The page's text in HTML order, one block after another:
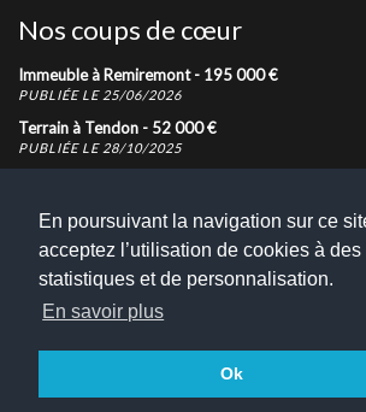
En poursuivant la navigation sur ce
acceptez l’utilisation de cookies à des
statistiques et de personnalisation.
En savoir plus
Ok
Nos coups de cœur
Immeuble à Remiremont - 195 000€
PUBLIÉE LE 25/06/2026
Terrain à Tendon - 52 000€
PUBLIÉE LE 28/10/2025
Nous contacter
N'hésitez pas à nous contacter pour toutes
Retrouvez toutes nos coordonnées